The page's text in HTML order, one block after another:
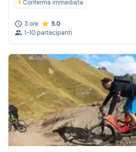
Conferma immediata
3 ore
5.0
1-10 partecipanti